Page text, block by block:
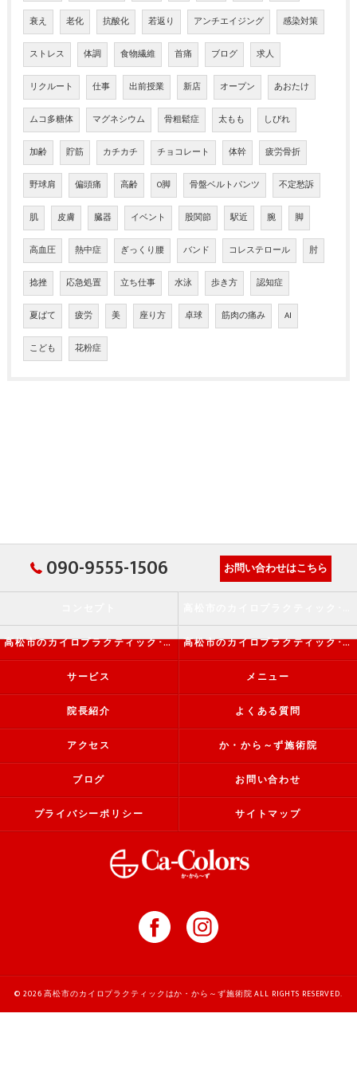
衰え 老化 抗酸化 若返り アンチエイジング 感染対策
ストレス 体調 食物繊維 首痛 ブログ 求人
リクルート 仕事 出前授業 新店 オープン あおたけ
ムコ多糖体 マグネシウム 骨粗鬆症 太もも しびれ
加齢 貯筋 カチカチ チョコレート 体幹 疲労骨折
野球肩 偏頭痛 高齢 O脚 骨盤ベルトパンツ 不定愁訴
肌 皮膚 臓器 イベント 股関節 駅近 腕 脚
高血圧 熱中症 ぎっくり腰 バンド コレステロール 肘
捻挫 応急処置 立ち仕事 水泳 歩き方 認知症
夏ばて 疲労 美 座り方 卓球 筋肉の痛み AI
こども 花粉症
090-9555-1506 お問い合わせはこちら
高松市のカイロプラクティック･か・から～ず施術院の評判 高松市のカイロプラクティック･か・から～ず施術院のお客様の声
サービス メニュー
院長紹介 よくある質問
アクセス か・から～ず施術院
ブログ お問い合わせ
プライバシーポリシー サイトマップ
© 2026 高松市のカイロプラクティックはか・から～ず施術院 ALL RIGHTS RESERVED.